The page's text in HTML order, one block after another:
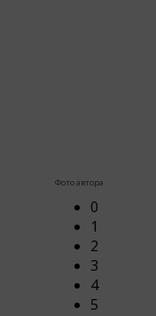
Фото автора
0
1
2
3
4
5